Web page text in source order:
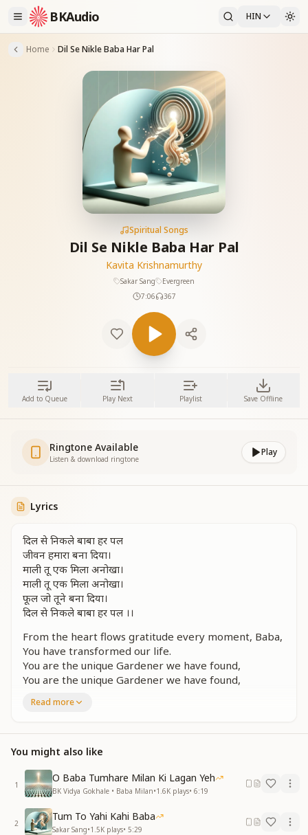
BKAudio HIN
Home Dil Se Nikle Baba Har Pal
Spiritual Songs
Dil Se Nikle Baba Har Pal
Kavita Krishnamurthy
Sakar Sang
Evergreen
7:06
367
Add to Queue Play Next Playlist Save Offline
Ringtone Available
Listen & download ringtone
Play
Lyrics
दिल से निकले बाबा हर पल
जीवन हमारा बना दिया।
माली तू एक मिला अनोखा।
माली तू एक मिला अनोखा।
फूल जो तूने बना दिया।
दिल से निकले बाबा हर पल ।।
From the heart flows gratitude every moment, Baba,
You have transformed our life.
You are the unique Gardener we have found,
You are the unique Gardener we have found,
From the heart flows gratitude every moment, Baba.
तेरा परिचय पाकर हमने
परमानंद को पाया है।
खिल गया मन कमल की तरह
जबसे तुम्हे अपनाया है।
चमका है अब सुख का सूरज
चमका है अब सुख का सूरज
मार्ग जो तूने दिखा दिया।
Read more
You might also like
1
O Baba Tumhare Milan Ki Lagan Yeh
BK Vidya Gokhale • Baba Milan•1.6K plays• 6:19
2
Tum To Yahi Kahi Baba
Sakar Sang•1.5K plays• 5:29